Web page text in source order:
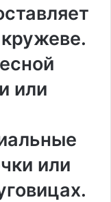
или
или